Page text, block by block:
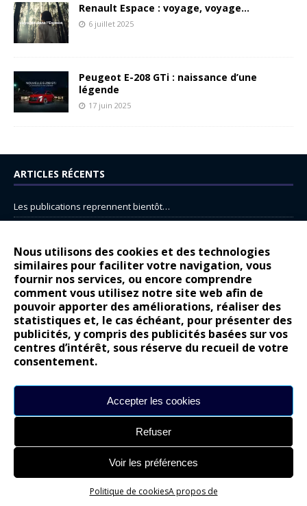
Nous utilisons des cookies et des technologies
similaires pour faciliter votre navigation, vous
fournir nos services, ou encore comprendre
comment vous utilisez notre site web afin de
pouvoir apporter des améliorations, réaliser des
statistiques et, le cas échéant, pour présenter des
publicités, y compris des publicités basées sur vos
centres d’intérêt, sous réserve du recueil de votre
consentement.
Accepter les cookies
Refuser
Voir les préférences
Politique de cookiesA propos de
Renault Espace : voyage, voyage…
6 juillet 2025
Peugeot E-208 GTi : naissance d’une
légende
17 juin 2025
ARTICLES RÉCENTS
Les publications reprennent bientôt…
14 juillet : nouveau film de marque pour Citroën
Renault Espace : voyage, voyage…
Peugeot E-208 GTi : naissance d’une légende
COMMENTAIRES RÉCENTS
Bernard DardartdansDacia Sandero : pour les gens vrais
Alpine A290 : L’irrésistible attraction de la légèreté
leroydansLancia Ypsilon : naturellement envoûtante ?
Nouvelle Opel Corsa : Yes of Corsa !
Site réalisé parAlexandre Hamed